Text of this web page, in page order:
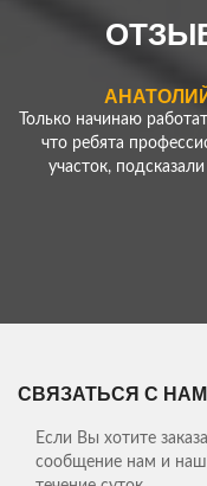
Только начинаю
что ребята
участок,
Нужно было сделать
Сбылись мои мечты,
свежем
СВЯЗАТЬСЯ С
Если Вы хотите
сообщение нам и